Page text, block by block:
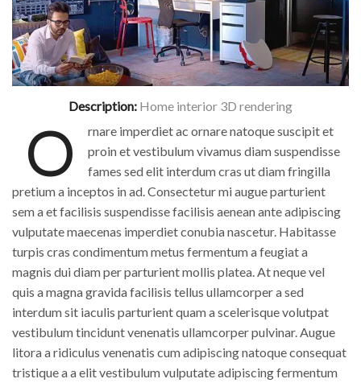
Description: Home interior 3D rendering
O
rnare imperdiet ac ornare natoque suscipit et
proin et vestibulum vivamus diam suspendisse
fames sed elit interdum cras ut diam fringilla
pretium a inceptos in ad. Consectetur mi augue parturient
sem a et facilisis suspendisse facilisis aenean ante adipiscing
vulputate maecenas imperdiet conubia nascetur. Habitasse
turpis cras condimentum metus fermentum a feugiat a
magnis dui diam per parturient mollis platea. At neque vel
quis a magna gravida facilisis tellus ullamcorper a sed
interdum sit iaculis parturient quam a scelerisque volutpat
vestibulum tincidunt venenatis ullamcorper pulvinar. Augue
litora a ridiculus venenatis cum adipiscing natoque consequat
tristique a a elit vestibulum vulputate adipiscing fermentum